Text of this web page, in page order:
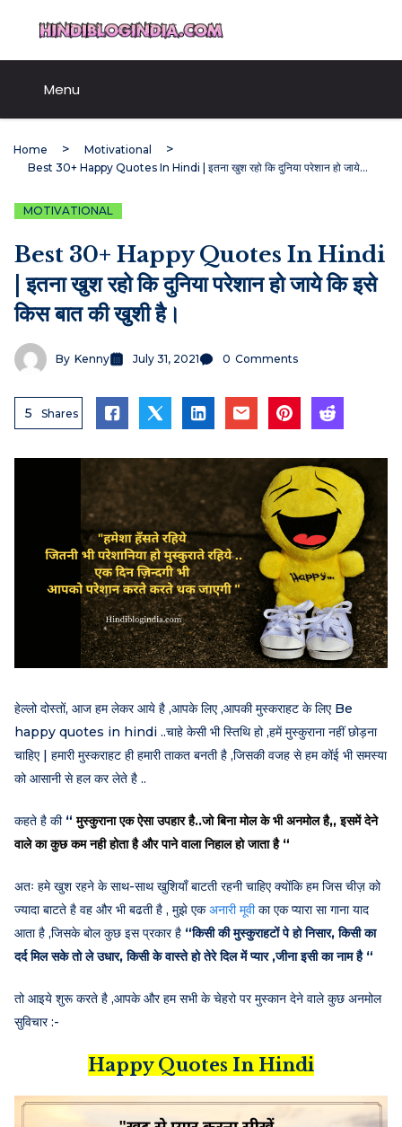
content
Menu
Home
Motivational
Best 30+ Happy Quotes In Hindi | इतना खुश रहो कि दुनिया परेशान हो जाये कि इसे किस बात की खुशी है।
MOTIVATIONAL
Best 30+ Happy Quotes In Hindi
| इतना खुश रहो कि दुनिया परेशान हो जाये कि इसे
किस बात की खुशी है।
By Kenny July 31, 2021 0 Comments
5 Shares
हेल्लो दोस्तों, आज हम लेकर आये है ,आपके लिए ,आपकी मुस्कराहट के लिए Be
happy quotes in hindi ..चाहे केसी भी स्तिथि हो ,हमें मुस्कुराना नहीं छोड़ना
चाहिए | हमारी मुस्कराहट ही हमारी ताकत बनती है ,जिसकी वजह से हम कोंई भी समस्या
को आसानी से हल कर लेते है ..
कहते है की “ मुस्कुराना एक ऐसा उपहार है..जो बिना मोल के भी अनमोल है,,इसमें देने
वाले का कुछ कम नही होता हैऔर पाने वाला निहाल हो जाता है “
अतः हमे खुश रहने के साथ-साथ खुशियाँ बाटती रहनी चाहिए क्योंकि हम जिस चीज़ को
ज्यादा बाटते है वह और भी बढती है , मुझे एकअनारी मूवीका एक प्यारा सा गाना याद
आता है ,जिसके बोल कुछ इस प्रकार है “किसी की मुस्कुराहटों पे हो निसार, किसी का
दर्द मिल सके तो ले उधार, किसी के वास्ते हो तेरे दिल में प्यार ,जीना इसी का नाम है “
तो आइये शुरू करते है ,आपके और हम सभी के चेहरो पर मुस्कान देने वाले कुछ अनमोल
सुविचार :-
Happy Quotes In Hindi